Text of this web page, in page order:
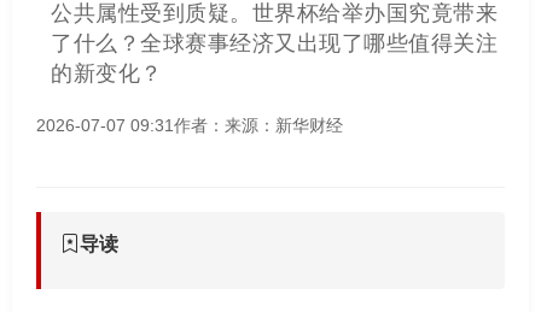
公共属性受到质疑。世界杯给举办国究竟带来
了什么？全球赛事经济又出现了哪些值得关注
的新变化？
2026-07-07 09:31作者： 来源：新华财经
导读